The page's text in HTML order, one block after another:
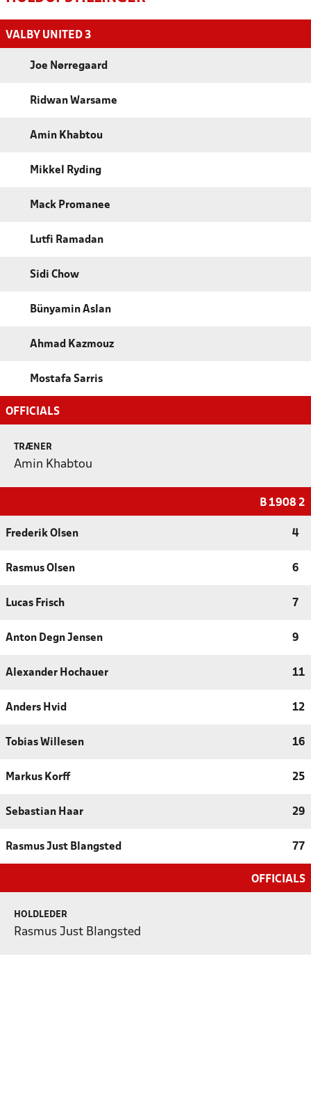
VALBY UNITED 3
Joe Nørregaard
Ridwan Warsame
Amin Khabtou
Mikkel Ryding
Mack Promanee
Lutfi Ramadan
Sidi Chow
Bünyamin Aslan
Ahmad Kazmouz
Mostafa Sarris
OFFICIALS
TRÆNER
Amin Khabtou
B 1908 2
Frederik Olsen 4
Rasmus Olsen 6
Lucas Frisch 7
Anton Degn Jensen 9
Alexander Hochauer 11
Anders Hvid 12
Tobias Willesen 16
Markus Korff 25
Sebastian Haar 29
Rasmus Just Blangsted 77
OFFICIALS
HOLDLEDER
Rasmus Just Blangsted